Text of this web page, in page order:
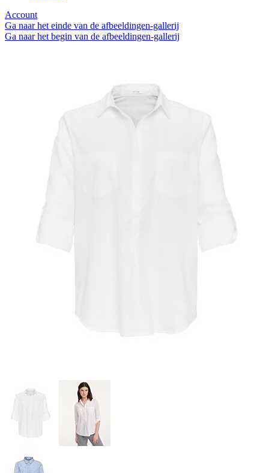
Account
Ga naar het einde van de afbeeldingen-gallerij
Ga naar het begin van de afbeeldingen-gallerij